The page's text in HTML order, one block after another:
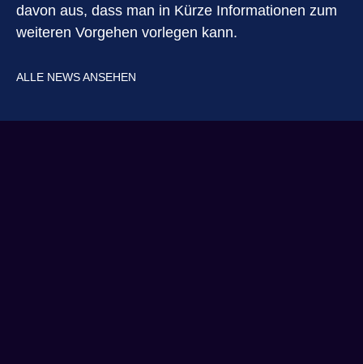
davon aus, dass man in Kürze Informationen zum
weiteren Vorgehen vorlegen kann.
ALLE NEWS ANSEHEN